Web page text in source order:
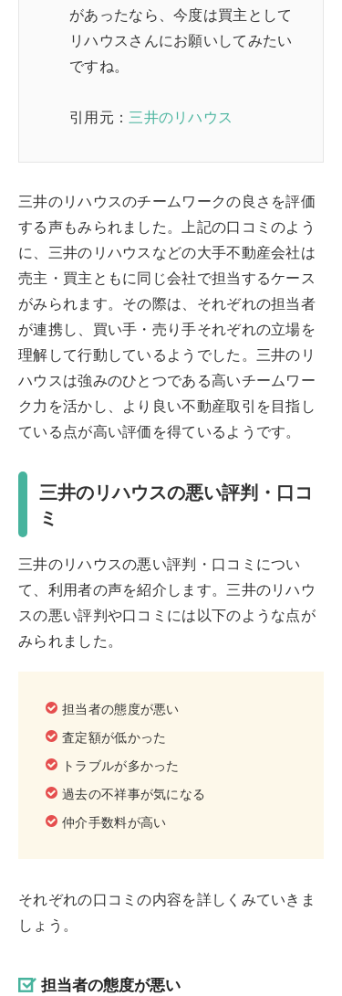
があったなら、今度は買主として
リハウスさんにお願いしてみたい
ですね。
引用元：三井のリハウス
三井のリハウスのチームワークの良さを評価
する声もみられました。上記の口コミのよう
に、三井のリハウスなどの大手不動産会社は
売主・買主ともに同じ会社で担当するケース
がみられます。その際は、それぞれの担当者
が連携し、買い手・売り手それぞれの立場を
理解して行動しているようでした。三井のリ
ハウスは強みのひとつである高いチームワー
ク力を活かし、より良い不動産取引を目指し
ている点が高い評価を得ているようです。
三井のリハウスの悪い評判・口コ
ミ
三井のリハウスの悪い評判・口コミについ
て、利用者の声を紹介します。三井のリハウ
スの悪い評判や口コミには以下のような点が
みられました。
担当者の態度が悪い
査定額が低かった
トラブルが多かった
過去の不祥事が気になる
仲介手数料が高い
それぞれの口コミの内容を詳しくみていきま
しょう。
担当者の態度が悪い